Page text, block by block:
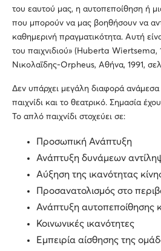
του εαυτού μας, η αυτοπεποίθηση ή
που μπορούν να μας βοηθήσουν να
καθημερινή πραγματικότητα. Αυτή
του παιχνιδιού» (Huberta Wiertsema,
Νικολαΐδης-Orpheus, Αθήνα, 1991,
Δεν υπάρχει μεγάλη διαφορά
παιχνίδι και το θεατρικό. Σημασία
Το απλό παιχνίδι στοχεύει σε:
Προσωπική Ανάπτυξη
Ανάπτυξη δυνάμεων
Αύξηση της ικανότητας
Προσανατολισμός στο
Ανάπτυξη αυτοπεποίθησης
Κοινωνικές ικανότητες
Εμπειρία αίσθησης της